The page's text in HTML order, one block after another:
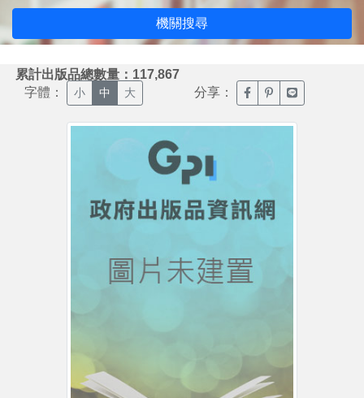
機關搜尋
累計出版品總數量：117,867
字體： 小 中 大 分享： 臉書分享(另開新視窗)
噗浪分享(另開新
Line分享(另